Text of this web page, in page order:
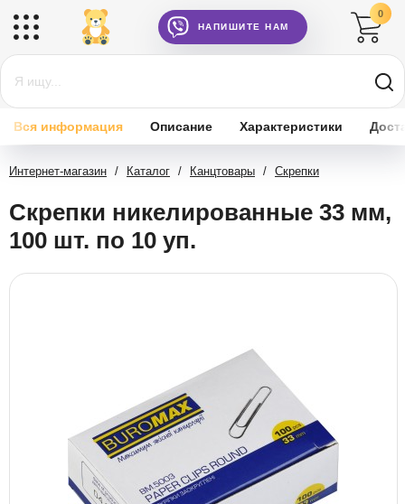
НАПИШИТЕ НАМ
0
Вся информация Описание Характеристики
Интернет-магазин / Каталог / Канцтовары / Скрепки
Скрепки никелированные 33 мм,
100 шт. по 10 уп.